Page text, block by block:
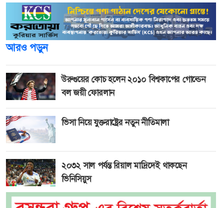
আরও পড়ুন
উরুগুয়ের কোচ হলেন ২০১০ বিশ্বকাপের গোল্ডেন
বল জয়ী ফোরলান
ভিসা নিয়ে যুক্তরাষ্ট্রের নতুন নীতিমালা
২০৩২ সাল পর্যন্ত রিয়াল মাদ্রিদেই থাকছেন
ভিনিসিয়ুস